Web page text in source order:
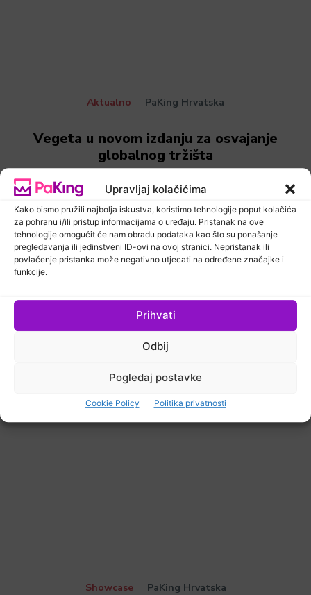
Upravljaj kolačićima
Kako bismo pružili najbolja iskustva, koristimo tehnologije poput kolačića
za pohranu i/ili pristup informacijama o uređaju. Pristanak na ove
tehnologije omogućit će nam obradu podataka kao što su ponašanje
pregledavanja ili jedinstveni ID-ovi na ovoj stranici. Nepristanak ili
povlačenje pristanka može negativno utjecati na određene značajke i
funkcije.
Prihvati
Odbij
Pogledaj postavke
Cookie Policy Politika privatnosti
Aktualno PaKing Hrvatska
Vegeta u novom izdanju za osvajanje
globalnog tržišta
PaKing Hrvatska
Vegeta BIO limitiranim pakiranjem
odaje počast ravnopravnosti žena
Showcase PaKing Hrvatska